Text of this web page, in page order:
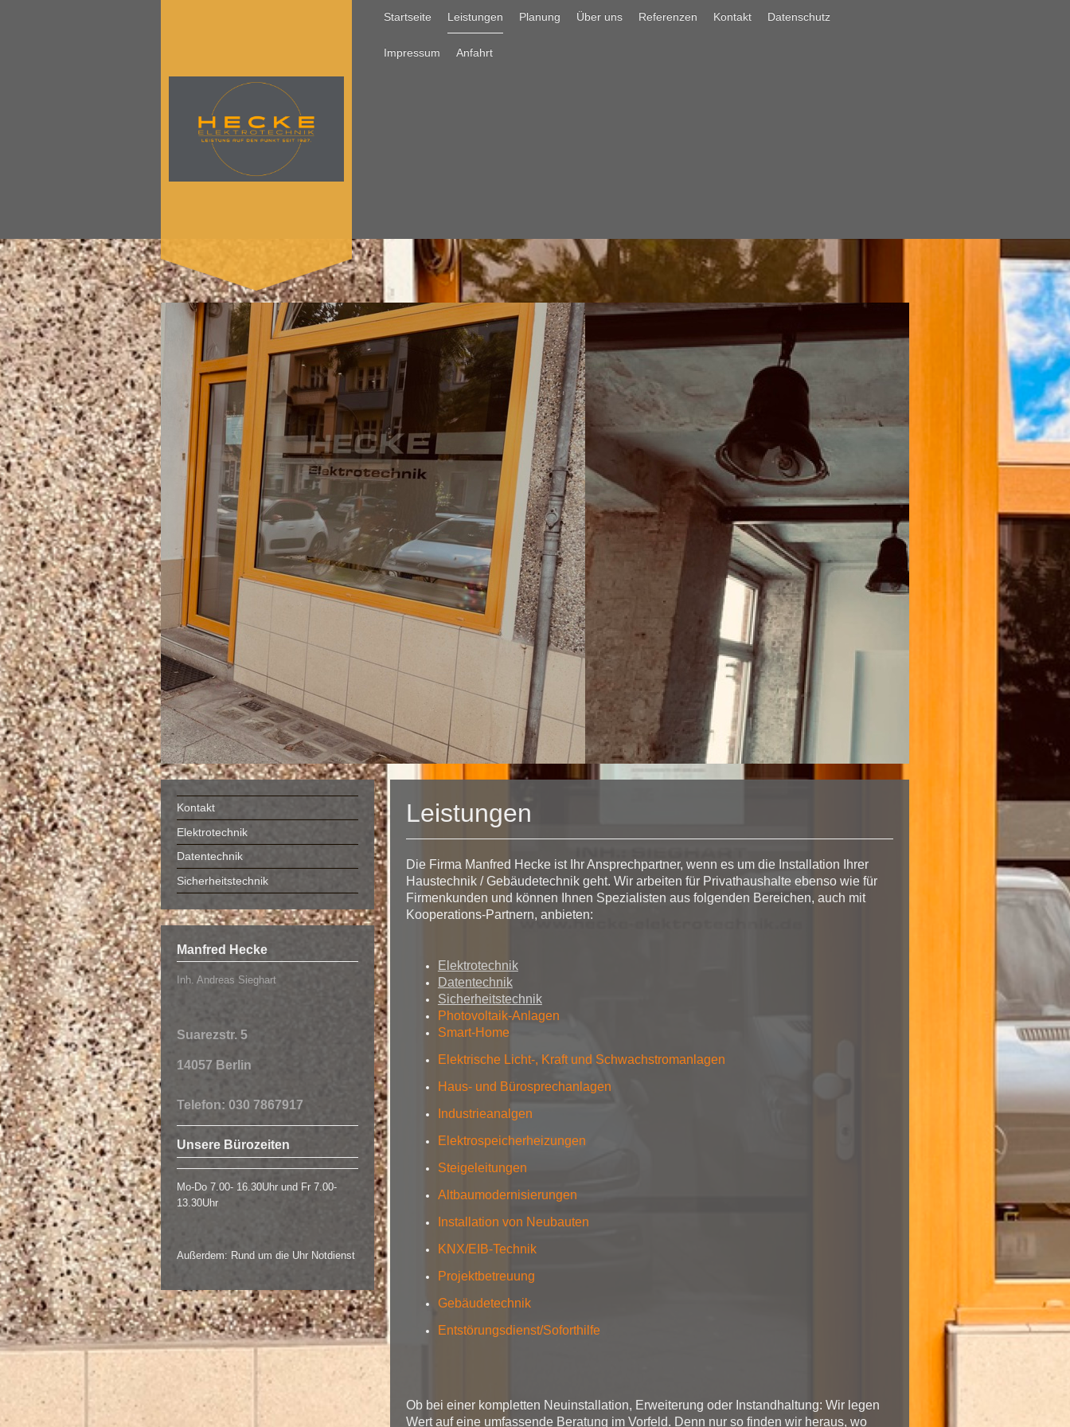
Startseite Leistungen Planung Über uns Referenzen Kontakt Datenschutz
Impressum Anfahrt
Leistungen
Die Firma Manfred Hecke ist Ihr Ansprechpartner, wenn es um die Installation Ihrer
Haustechnik / Gebäudetechnik geht. Wir arbeiten für Privathaushalte ebenso wie für
Firmenkunden und können Ihnen Spezialisten aus folgenden Bereichen, auch mit
Kooperations-Partnern, anbieten:
Elektrotechnik
Datentechnik
Sicherheitstechnik
Photovoltaik-Anlagen
Smart-Home
Elektrische Licht-, Kraft und Schwachstromanlagen
Haus- und Bürosprechanlagen
Industrieanalgen
Elektrospeicherheizungen
Steigeleitungen
Altbaumodernisierungen
Installation von Neubauten
KNX/EIB-Technik
Projektbetreuung
Gebäudetechnik
Entstörungsdienst/Soforthilfe
Ob bei einer kompletten Neuinstallation, Erweiterung oder Instandhaltung: Wir legen
Wert auf eine umfassende Beratung im Vorfeld. Denn nur so finden wir heraus, wo
Kontakt
Elektrotechnik
Datentechnik
Sicherheitstechnik
Manfred Hecke
Inh. Andreas Sieghart
Suarezstr. 5
14057 Berlin
Telefon: 030 7867917
Unsere Bürozeiten
Mo-Do 7.00- 16.30Uhr und Fr 7.00-
13.30Uhr
Außerdem: Rund um die Uhr Notdienst